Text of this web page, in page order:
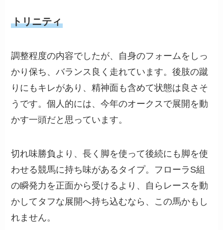
トリニティ
調整程度の内容でしたが、自身のフォームをしっ
かり保ち、バランス良く走れています。後肢の蹴
りにもキレがあり、精神面も含めて状態は良さそ
うです。個人的には、今年のオークスで展開を動
かす一頭だと思っています。
切れ味勝負より、長く脚を使って後続にも脚を使
わせる競馬に持ち味があるタイプ。フローラS組
の瞬発力を正面から受けるより、自らレースを動
かしてタフな展開へ持ち込むなら、この馬かもし
れません。